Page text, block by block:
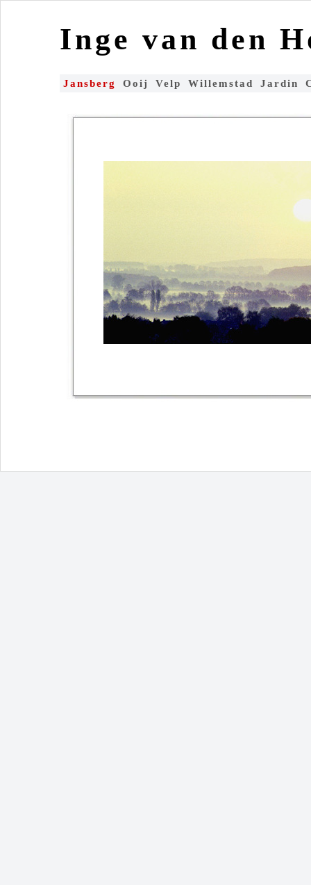
Inge van den
Jansberg Ooij Velp Willemstad Jardin